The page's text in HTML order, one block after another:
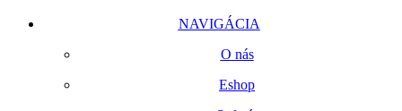
NAVIGÁCIA
O nás
Eshop